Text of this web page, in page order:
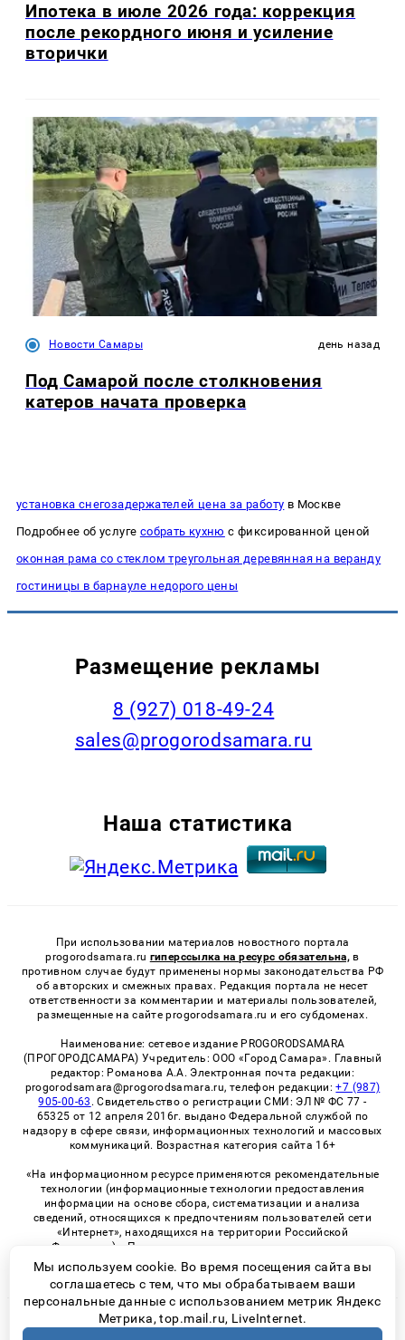
Ипотека в июле 2026 года: коррекция
после рекордного июня и усиление
вторички
Новости Самары день назад
Под Самарой после столкновения
катеров начата проверка
установка снегозадержателей цена за работу в Москве
Подробнее об услуге собрать кухню с фиксированной ценой
оконная рама со стеклом треугольная деревянная на веранду
гостиницы в барнауле недорого цены
Размещение рекламы
8 (927) 018-49-24
sales@progorodsamara.ru
Наша статистика
При использовании материалов новостного портала
progorodsamara.ru гиперссылка на ресурс обязательна, в
противном случае будут применены нормы законодательства РФ
об авторских и смежных правах. Редакция портала не несет
ответственности за комментарии и материалы пользователей,
размещенные на сайте progorodsamara.ru и его субдоменах.
Наименование: сетевое издание PROGORODSAMARA
(ПРОГОРОДСАМАРА) Учредитель: ООО «Город Самара». Главный
редактор: Романова А.А. Электронная почта редакции:
progorodsamara@progorodsamara.ru, телефон редакции:+7 (987)
905-00-63 . Свидетельство о регистрации СМИ: ЭЛ № ФС 77 -
65325 от 12 апреля 2016г. выдано Федеральной службой по
надзору в сфере связи, информационных технологий и массовых
коммуникаций. Возрастная категория сайта 16+
«На информационном ресурсе применяются рекомендательные
технологии (информационные технологии предоставления
информации на основе сбора, систематизации и анализа
сведений, относящихся к предпочтениям пользователей сети
«Интернет», находящихся на территории Российской
Федерации)». Правила применения рекомендательных
технологий в виджетах рекламно-обменной сети
«СМИ2» (PDF)
© 2026 «ProGorodSamara» | Все права защищены
Мы используем cookie. Во время посещения сайта вы
соглашаетесь с тем, что мы обрабатываем ваши
персональные данные с использованием метрик Яндекс
Метрика, top.mail.ru, LiveInternet.